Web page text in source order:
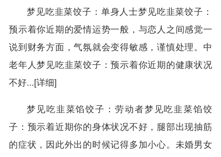
梦见吃韭菜饺子：单身人士梦见吃韭菜饺子：
预示着你近期的爱情运势一般，与恋人之间感觉一
说到财务方面，气氛就会变得敏感，谨慎处理。中
老年人梦见吃韭菜饺子：预示着你近期的健康状况
不好...[详细]
梦见吃韭菜馅饺子：劳动者梦见吃韭菜馅饺
子：预示着近期你的身体状况不好，腿部出现抽筋
的症状，因此外出的时候记得多加小心。未婚男女